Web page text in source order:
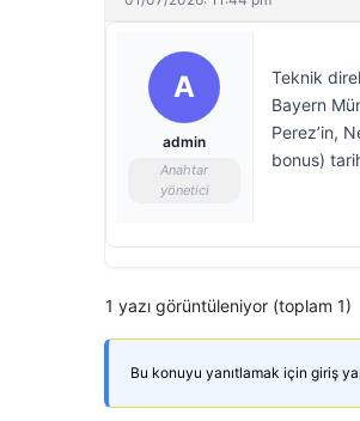
A
admin
Anahtar
yönetici
Teknik
Bayern
Perez’in,
bonus)
1 yazı görüntüleniyor (toplam 1)
Bu konuyu yanıtlamak için giriş